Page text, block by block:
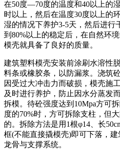
在50度—70度的温度和40以上的
时以上，然后在温度30度以上的
湿的情况下养护3-5天，然后进行
到80%以上的稳定后，在自然环
模壳就具备了良好的质量。
建筑塑料模壳安装前涂刷水溶性
料条或橡胶条，以防漏浆。浇筑
因受过大冲击力而破损，模壳施
及时进行养护，防止因水分蒸发
拆模。待砼强度达到10Mpa方可
度的70%时，方可拆除支柱，但
的。拆除方法是用1根φ14、长
框(不能直接撬模壳)即可下落，
龙骨与支撑系统。